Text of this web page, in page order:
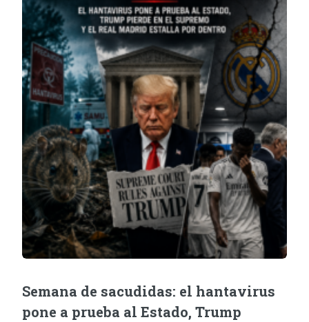
Semana de sacudidas: el hantavirus
pone a prueba al Estado, Trump